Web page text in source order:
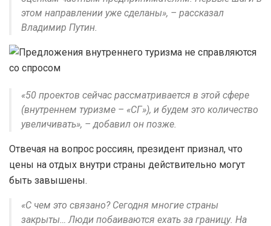
этом направлении уже сделаны», – рассказал
Владимир Путин.
«50 проектов сейчас рассматривается в этой сфере
(внутреннем туризме – «СГ»), и будем это количество
увеличивать», – добавил он позже.
Отвечая на вопрос россиян, президент признал, что
цены на отдых внутри страны действительно могут
быть завышены.
«С чем это связано? Сегодня многие страны
закрыты… Люди побаиваются ехать за границу. На